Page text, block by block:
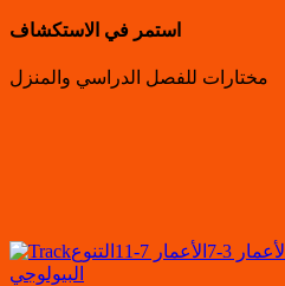
استمر في الاستكشاف
مختارات للفصل الدراسي والمنزل
الأعمار 3-7 الأعمار 7-11
التنوع
البيولوجي